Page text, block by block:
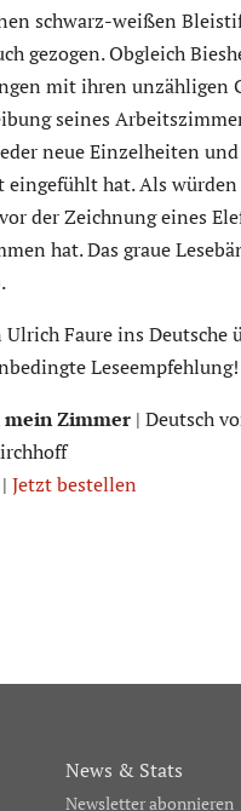
schwarz-weißen
gezogen. Obgleich
mit ihren unzähligen
seines
neue Einzelheiten
hat. Als
der Zeichnung eines
hat. Das graue
Faure ins
Leseempfehlung!
mein Zimmer| Deutsch
Jetzt bestellen
News & Stats
Newsletter abonnieren